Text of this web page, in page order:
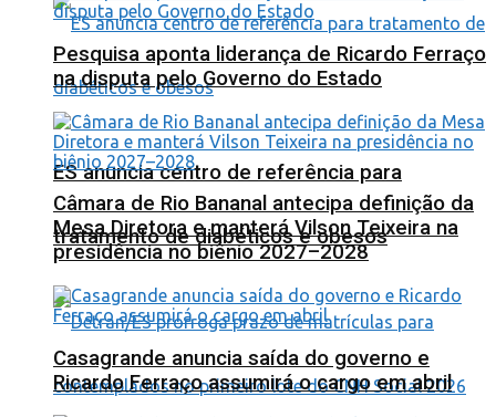
ES anuncia centro de referência para
tratamento de diabéticos e obesos
Pesquisa aponta liderança de Ricardo Ferraço
na disputa pelo Governo do Estado
Câmara de Rio Bananal antecipa definição da
Mesa Diretora e manterá Vilson Teixeira na
presidência no biênio 2027–2028
Casagrande anuncia saída do governo e
Ricardo Ferraço assumirá o cargo em abril